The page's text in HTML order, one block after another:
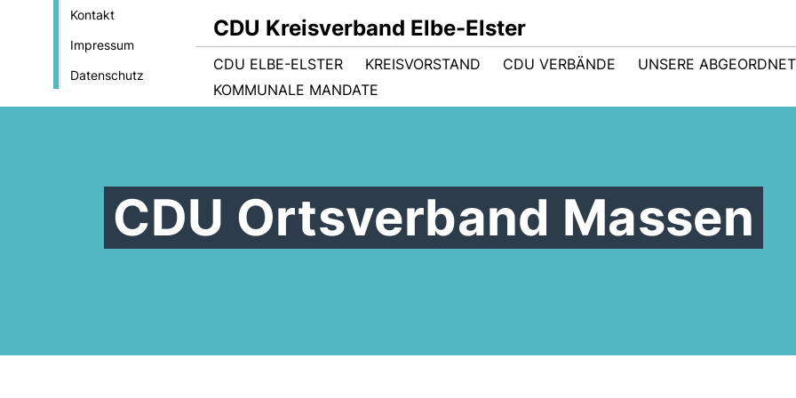
Kontakt
Impressum
Datenschutz
CDU Kreisverband Elbe-Elster
CDU ELBE-ELSTER KREISVORSTAND CDU VERBÄNDE
UNSERE
KOMMUNALE MANDATE
CDU Ortsverband Massen